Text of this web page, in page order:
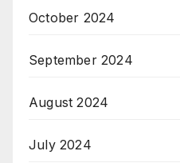
October 2024
September 2024
August 2024
July 2024